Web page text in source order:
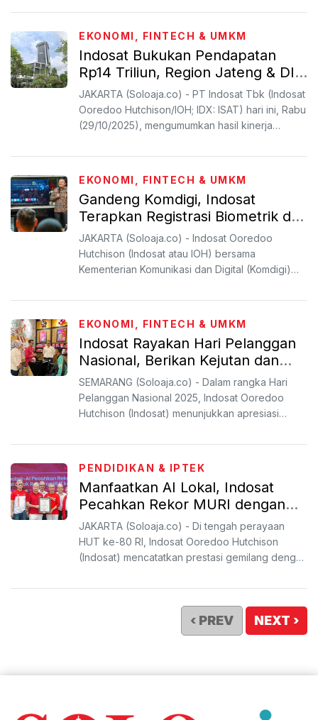
EKONOMI, FINTECH & UMKM
Indosat Bukukan Pendapatan
Rp14 Triliun, Region Jateng & DIY
Catat Kinerja Cemerlang
JAKARTA (Soloaja.co) - PT Indosat Tbk (Indosat
Ooredoo Hutchison/IOH; IDX: ISAT) hari ini, Rabu
(29/10/2025), mengumumkan hasil kinerja
EKONOMI, FINTECH & UMKM
Gandeng Komdigi, Indosat
Terapkan Registrasi Biometrik dan
eSIM
JAKARTA (Soloaja.co) - Indosat Ooredoo
Hutchison (Indosat atau IOH) bersama
Kementerian Komunikasi dan Digital (Komdigi)
EKONOMI, FINTECH & UMKM
Indosat Rayakan Hari Pelanggan
Nasional, Berikan Kejutan dan
Promo Spesial
SEMARANG (Soloaja.co) - Dalam rangka Hari
Pelanggan Nasional 2025, Indosat Ooredoo
Hutchison (Indosat) menunjukkan apresiasi
PENDIDIKAN & IPTEK
Manfaatkan AI Lokal, Indosat
Pecahkan Rekor MURI dengan
5.000 Puisi Bertema Budaya
JAKARTA (Soloaja.co) - Di tengah perayaan
HUT ke-80 RI, Indosat Ooredoo Hutchison
(Indosat) mencatatkan prestasi gemilang dengan
‹ PREV NEXT ›